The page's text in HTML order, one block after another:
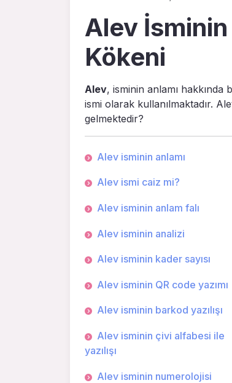
Alev
Kökeni
Alev, isminin anlamı
ismi olarak kullanılmaktadır.
gelmektedir?
Alev isminin anlamı
Alev ismi caiz mi?
Alev isminin anlam falı
Alev isminin analizi
Alev isminin kader sayısı
Alev isminin QR code yazımı
Alev isminin barkod yazılışı
Alev isminin çivi alfabesi ile
yazılışı
Alev isminin numerolojisi